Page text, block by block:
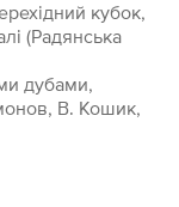
кубок,
(Радянська
дубами,
В. Кошик,